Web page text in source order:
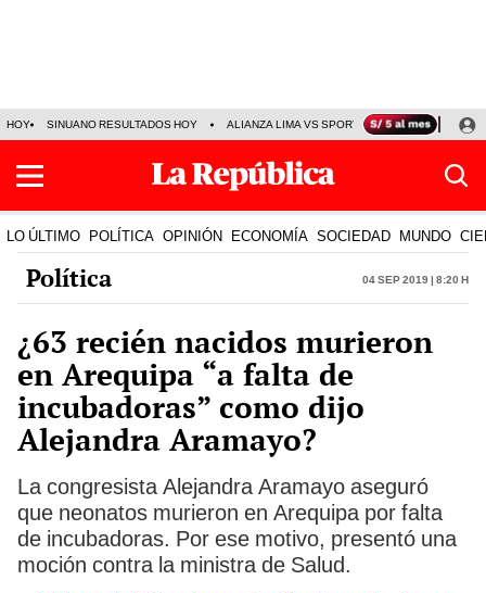
HOY SINUANO RESULTADOS HOY ALIANZA LIMA VS SPORT BOYS JORGE
LO ÚLTIMO POLÍTICA OPINIÓN ECONOMÍA SOCIEDAD MUNDO
Política 04 Sep 2019 | 8:20 h
¿63 recién nacidos murieron
en Arequipa “a falta de
incubadoras” como dijo
Alejandra Aramayo?
La congresista Alejandra Aramayo aseguró
que neonatos murieron en Arequipa por falta
de incubadoras. Por ese motivo, presentó una
moción contra la ministra de Salud.